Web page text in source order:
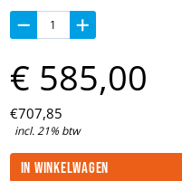
€707,85
incl. 21% btw
€ 585,00
In winkelwagen